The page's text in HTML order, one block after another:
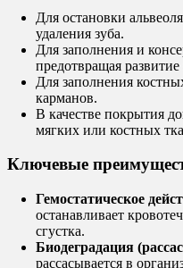
Для остановки
удаления зуба.
Для заполнения и
предотвращая развитие
Для заполнения
карманов.
В качестве покрытия
мягких или костных
Ключевые
Гемостатическое
останавливает
сгустка.
Биодеградация
рассасывается в